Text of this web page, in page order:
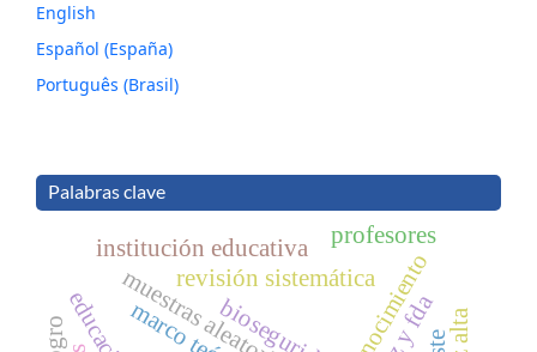
English
Español (España)
Português (Brasil)
Palabras clave
muestras aleatorias
revisión sistemática
institución educativa
profesores